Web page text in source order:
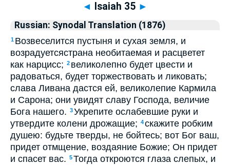
◄ Isaiah 35 ►
Russian: Synodal Translation (1876)
1 Возвеселится пустыня и сухая земля, и
возрадуетсястрана необитаемая и расцветет
как нарцисс; 2 великолепно будет цвести и
радоваться, будет торжествовать и ликовать;
слава Ливана дастся ей, великолепие Кармила
и Сарона; они увидят славу Господа, величие
Бога нашего. 3Укрепите ослабевшие руки и
утвердите колени дрожащие; 4скажите робким
душею: будьте тверды, не бойтесь; вот Бог ваш,
придет отмщение, воздаяние Божие; Он придет
и спасет вас. 5Тогда откроются глаза слепых, и